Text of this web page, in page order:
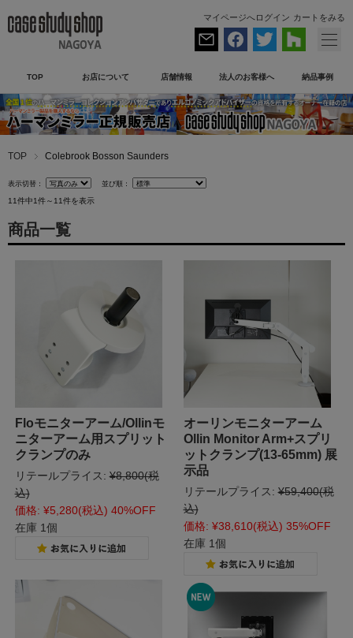
マイページへログイン カートをみる
TOP お店について 店舗情報 法人のお客様へ 納品事例
TOP Colebrook Bosson Saunders
表示切替： 並び順：
11件中1件～11件を表示
商品一覧
Floモニターアーム/Ollinモ
ニターアーム用スプリット
クランプのみ
リテールプライス: ¥8,800(税
込)
価格: ¥5,280(税込) 40%OFF
在庫 1個
オーリンモニターアーム
Ollin Monitor Arm+スプリ
ットクランプ(13-65mm) 展
示品
リテールプライス: ¥59,400(税
込)
価格: ¥38,610(税込) 35%OFF
在庫 1個